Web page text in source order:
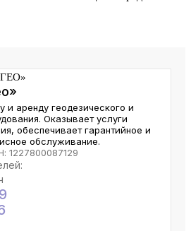
и аренду геодезического и
Оказывает услуги
обеспечивает гарантийное и
обслуживание.
1227800087129